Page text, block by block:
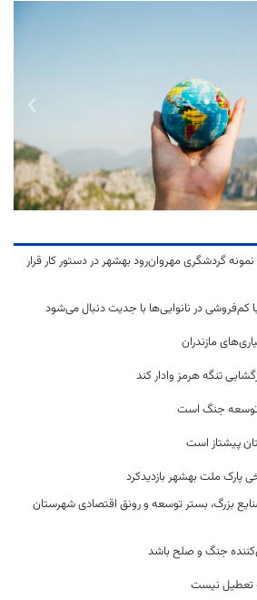
گردشگری مهروان‌رود بهشهر در دستور کار قرار
کم‌فروشی در نانوایی‌ها با جدیت دنبال می‌شود
تنگه هرمز وادار کند
توسعه جنگ است
پارک ملت بهشهر بازدیدکرد
صنایع بزرگ، بستر توسعه و رونق اقتصادی شهرستان
جنگ و صلح باشد
تعطیل نیست